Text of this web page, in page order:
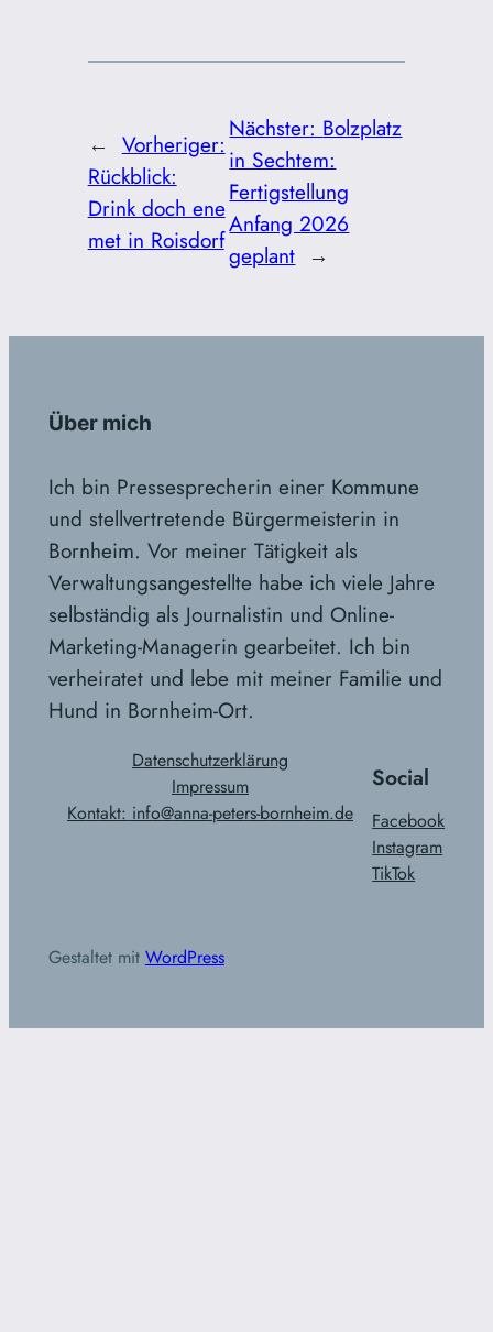
← Vorheriger:
Rückblick:
Drink doch ene
met in Roisdorf
Nächster: Bolzplatz
in Sechtem:
Fertigstellung
Anfang 2026
geplant →
Über mich
Ich bin Pressesprecherin einer Kommune
und stellvertretende Bürgermeisterin in
Bornheim. Vor meiner Tätigkeit als
Verwaltungsangestellte habe ich viele Jahre
selbständig als Journalistin und Online-
Marketing-Managerin gearbeitet. Ich bin
verheiratet und lebe mit meiner Familie und
Hund in Bornheim-Ort.
Datenschutzerklärung
Impressum
Kontakt: info@anna-peters-bornheim.de
Social
Facebook
Instagram
TikTok
Gestaltet mit WordPress